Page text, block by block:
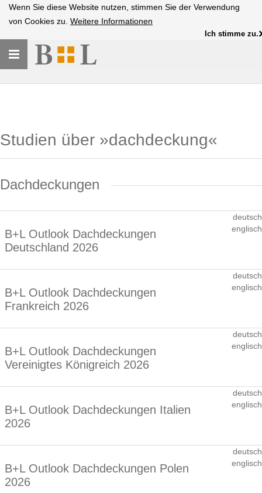
Wenn Sie diese Website nutzen, stimmen Sie der Verwendung
von Cookies zu. Weitere Informationen
Ich stimme zu.
Toggle
navigation
Studien über »dachdeckung«
Dachdeckungen
B+L Outlook Dachdeckungen
Deutschland 2026
deutsch
englisch
B+L Outlook Dachdeckungen
Frankreich 2026
deutsch
englisch
B+L Outlook Dachdeckungen
Vereinigtes Königreich 2026
deutsch
englisch
B+L Outlook Dachdeckungen Italien
2026
deutsch
englisch
B+L Outlook Dachdeckungen Polen
2026
deutsch
englisch